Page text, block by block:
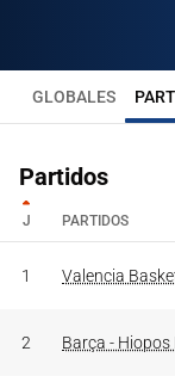
GLOBALES
Partidos
J PARTIDOS
1 Valencia
2 Barça - Hiopos